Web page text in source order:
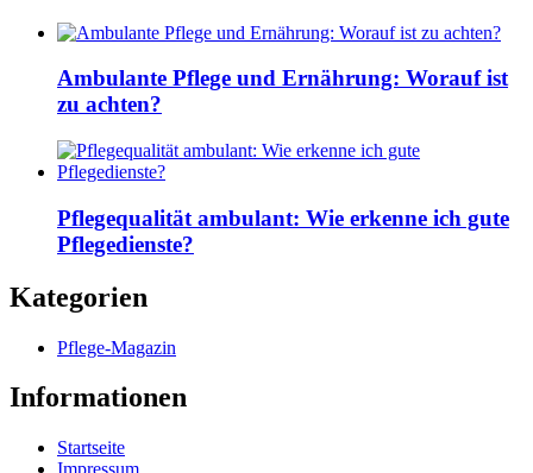
Ambulante Pflege und Ernährung: Worauf ist
zu achten?
Pflegequalität ambulant: Wie erkenne ich gute
Pflegedienste?
Kategorien
Pflege-Magazin
Informationen
Startseite